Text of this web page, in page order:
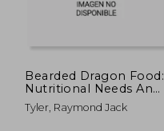
Bearded Dragon Food:
Nutritional Needs And
Feeding Guide For
Bearded Dragons (en
Tyler, Raymond Jack